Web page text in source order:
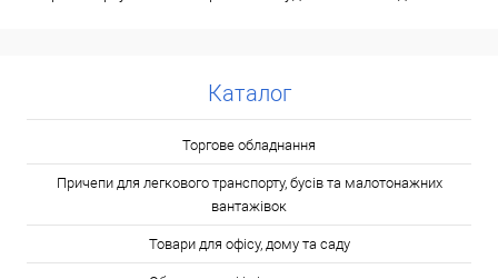
Каталог
Торгове обладнання
Причепи для легкового транспорту, бусів та малотонажних
вантажівок
Товари для офісу, дому та саду